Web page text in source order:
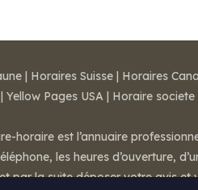
| Horaires Suisse | Horaires
| Yellow Pages USA | Horaire societe
horaire est l’annuaire
les heures d’ouverture,
par la suite déposer votre avis